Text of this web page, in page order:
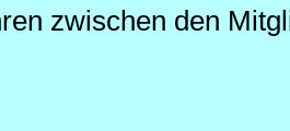
zwischen den